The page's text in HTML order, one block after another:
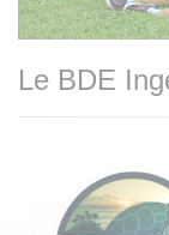
Le BDE